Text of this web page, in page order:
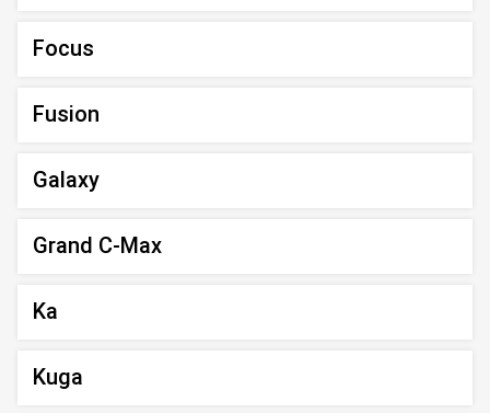
Focus
Fusion
Galaxy
Grand C-Max
Ka
Kuga